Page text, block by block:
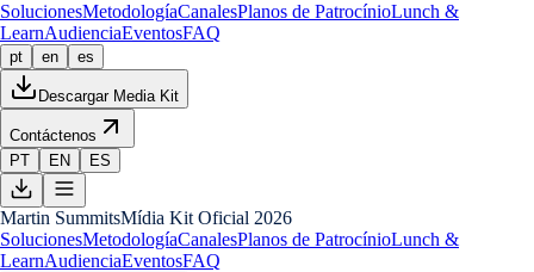
SolucionesMetodologíaCanalesPlanos de PatrocínioLunch &
LearnAudienciaEventosFAQ
pt en es
Descargar Media Kit
Contáctenos
PT
EN ES
Martin SummitsMídia Kit Oficial 2026
SolucionesMetodologíaCanalesPlanos de PatrocínioLunch &
LearnAudienciaEventosFAQ